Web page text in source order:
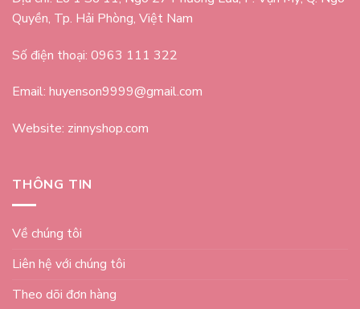
Quyền, Tp. Hải Phòng, Việt Nam
Số điện thoại: 0963 111 322
Email: huyenson9999@gmail.com
Website: zinnyshop.com
THÔNG TIN
Về chúng tôi
Liên hệ với chúng tôi
Theo dõi đơn hàng